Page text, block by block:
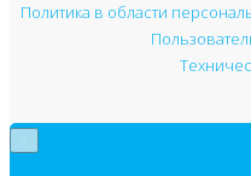
Политика в области